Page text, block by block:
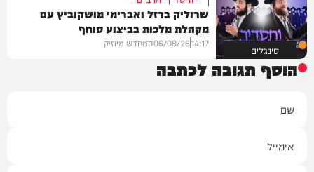
סינגלים
שרוליק ברזל ואברימי מושקוביץ עם
מקהלת מלכות בביצוע סוחף
14:17
06/08/26המחדש מיוזיק
הוסף תגובה לכתבה